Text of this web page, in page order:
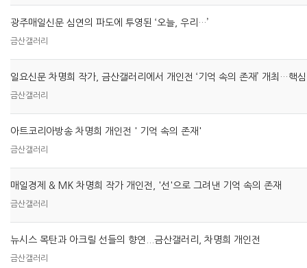
광주매일신문 심연의 파도에 투영된 ‘오늘, 우리…’
금산갤러리
금산갤러리
아트코리아방송 차명희 개인전 ' 기억 속의 존재'
금산갤러리
매일경제 & MK 차명희 작가 개인전, '선'으로 그려낸 기억 속의 존재
금산갤러리
뉴시스 목탄과 아크릴 선들의 향연...금산갤러리, 차명희 개인전
금산갤러리